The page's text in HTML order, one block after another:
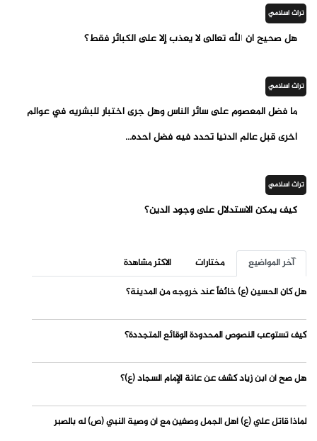
تراث اسلامي
هل صحيح أن الله تعالى لا يعذب إلا على الكبائر فقط؟
تراث اسلامي
ما فضل المعصوم على سائر الناس وهل جرى اختبار للبشريه في عوالم
أخرى قبل عالم الدنيا تحدد فيه فضل أحده...
تراث اسلامي
كيف يمكن الاستدلال على وجود الدين؟
آخر المواضيع مختارات
الاكثر مشاهدة
هل كان الحسين (ع) خائفاً عند خروجه من المدينة؟
كيف تستوعب النصوص المحدودة الوقائع المتجددة؟
هل صح أن ابن زياد كشف عن عانة الإمام السجاد (ع)؟
لماذا قاتل علي (ع) أهل الجمل وصفين مع أن وصية النبي (ص) له بالصبر